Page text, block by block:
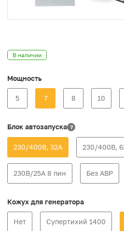
В наличии
Мощность
5 7 8 10
Блок автозапуска ?
230/400В, 32А 230/400В,
230В/25А 8 пин Без АВР
Кожух для генератора
Нет Супертихий 1400